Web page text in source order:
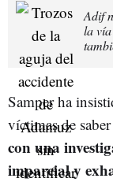
Adif
la
Samper ha
víctimas de
con una
imparcial y